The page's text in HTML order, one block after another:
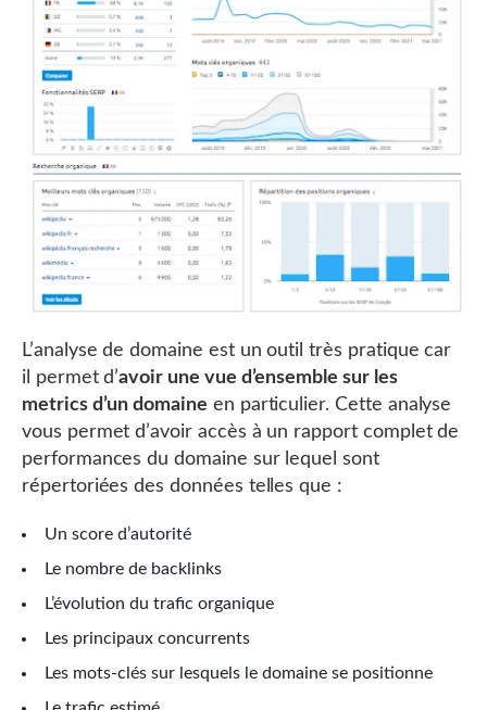
L’analyse de domaine est un outil très pratique car
il permet d’avoir une vue d’ensemble sur les
metrics d’un domaine en particulier. Cette analyse
vous permet d’avoir accès à un rapport complet de
performances du domaine sur lequel sont
répertoriées des données telles que :
Un score d’autorité
Le nombre de backlinks
L’évolution du trafic organique
Les principaux concurrents
Les mots-clés sur lesquels le domaine se positionne